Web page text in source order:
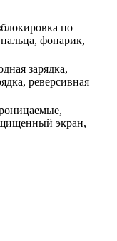
по
фонарик,
зарядка,
реверсивная
экран,